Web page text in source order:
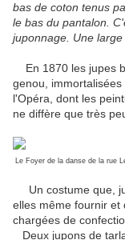
bas de coton tenus
le bas du pantalon.
juponnage. Une
En 1870 les jupes
genou, immortalisées
l'Opéra, dont les
ne diffère que très
Le Foyer de la danse de la rue
Un costume que,
elles même fournir et
chargées de
Deux jupons de